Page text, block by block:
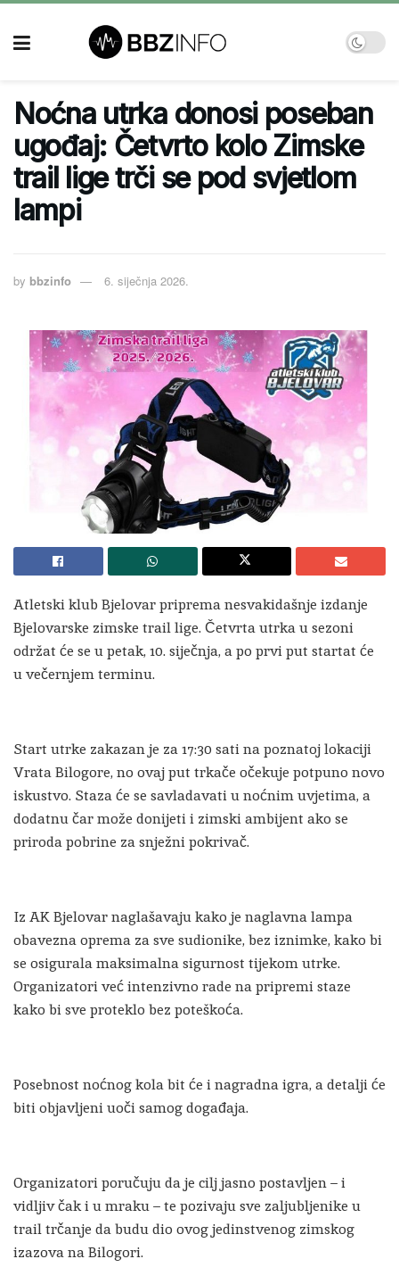
Noćna utrka donosi poseban
ugođaj: Četvrto kolo Zimske
trail lige trči se pod svjetlom
lampi
by bbzinfo 6. siječnja 2026.
Atletski klub Bjelovar priprema nesvakidašnje izdanje
Bjelovarske zimske trail lige. Četvrta utrka u sezoni
održat će se u petak, 10. siječnja, a po prvi put startat će
u večernjem terminu.
Start utrke zakazan je za 17:30 sati na poznatoj lokaciji
Vrata Bilogore, no ovaj put trkače očekuje potpuno novo
iskustvo. Staza će se savladavati u noćnim uvjetima, a
dodatnu čar može donijeti i zimski ambijent ako se
priroda pobrine za snježni pokrivač.
Iz AK Bjelovar naglašavaju kako je naglavna lampa
obavezna oprema za sve sudionike, bez iznimke, kako bi
se osigurala maksimalna sigurnost tijekom utrke.
Organizatori već intenzivno rade na pripremi staze
kako bi sve proteklo bez poteškoća.
Posebnost noćnog kola bit će i nagradna igra, a detalji će
biti objavljeni uoči samog događaja.
Organizatori poručuju da je cilj jasno postavljen – i
vidljiv čak i u mraku – te pozivaju sve zaljubljenike u
trail trčanje da budu dio ovog jedinstvenog zimskog
izazova na Bilogori.